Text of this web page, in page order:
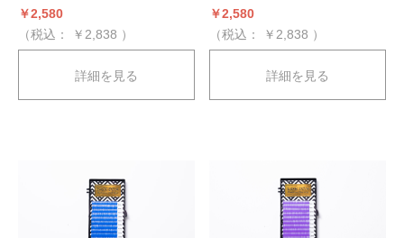
￥2,580
（税込：
￥2,838 ）
詳細を見る
￥2,580
（税込：
￥2,838 ）
詳細を見る